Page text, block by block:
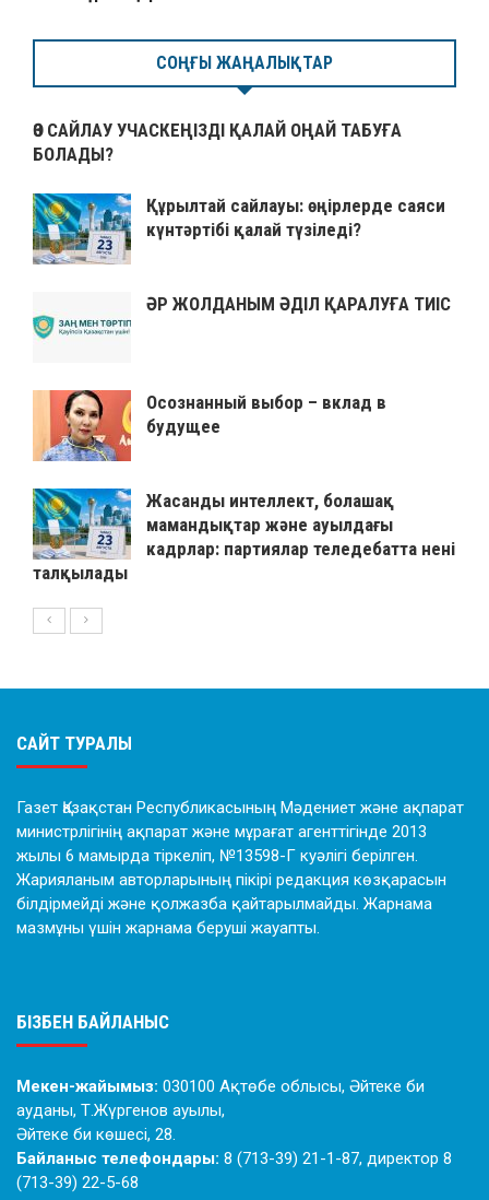
СОҢҒЫ ЖАҢАЛЫҚТАР
ӨЗ САЙЛАУ УЧАСКЕҢІЗДІ ҚАЛАЙ ОҢАЙ ТАБУҒА
БОЛАДЫ?
Құрылтай сайлауы: өңірлерде саяси
күнтәртібі қалай түзіледі?
ӘР ЖОЛДАНЫМ ӘДІЛ ҚАРАЛУҒА ТИІС
Осознанный выбор – вклад в
будущее
Жасанды интеллект, болашақ
мамандықтар және ауылдағы
кадрлар: партиялар теледебатта нені
талқылады
САЙТ ТУРАЛЫ
Газет Қазақстан Республикасының Мәдениет және ақпарат
министрлігінің ақпарат және мұрағат агенттігінде 2013
жылы 6 мамырда тіркеліп, №13598-Г куәлігі берілген.
Жарияланым авторларының пікірі редакция көзқарасын
білдірмейді және қолжазба қайтарылмайды. Жарнама
мазмұны үшін жарнама беруші жауапты.
БІЗБЕН БАЙЛАНЫС
Мекен-жайымыз: 030100 Ақтөбе облысы, Әйтеке би
ауданы, Т.Жүргенов ауылы,
Әйтеке би көшесі, 28.
Байланыс телефондары: 8 (713-39) 21-1-87, директор 8
(713-39) 22-5-68